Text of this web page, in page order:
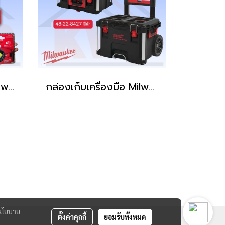
Milwaukee ระดับน้ำพกพาแบบหมุนได้ 360 องศา Pocket level 48-22-5102 (ของแท้ประกันศูนย์) กล่องเก็บเครื่องมือ Milwaukee BLACK PACKOUT™ รุ่นสีพิเศษ
ยบาย
ตั้งค่าคุกกี้ ยอมรับทั้งหมด